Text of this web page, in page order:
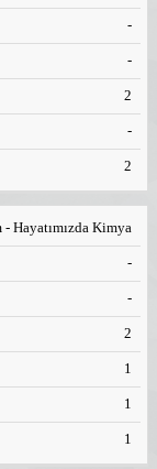
-
-
2
-
2
- Hayatımızda Kimya
-
-
2
1
1
1